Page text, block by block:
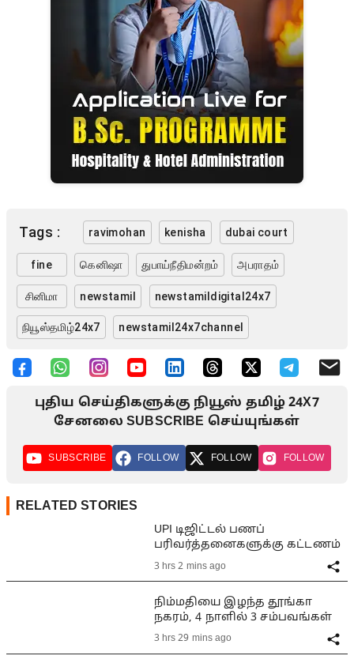
Tags : ravimohan kenisha dubai court
fine கெனிஷா துபாய்நீதிமன்றம் அபராதம்
சினிமா newstamil newstamildigital24x7
நியூஸ்தமிழ்24x7 newstamil24x7channel
புதிய செய்திகளுக்கு நியூஸ் தமிழ் 24X7
சேனலை SUBSCRIBE செய்யுங்கள்
SUBSCRIBE FOLLOW FOLLOW FOLLOW
RELATED STORIES
UPI டிஜிட்டல் பணப்
பரிவர்த்தனைகளுக்கு கட்டணம்
3 hrs 2 mins ago
நிம்மதியை இழந்த தூங்கா
நகரம், 4 நாளில் 3 சம்பவங்கள்
3 hrs 29 mins ago